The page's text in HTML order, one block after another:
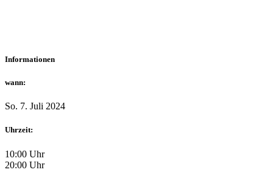
Informationen
wann:
So. 7. Juli 2024
Uhrzeit:
10:00 Uhr
20:00 Uhr